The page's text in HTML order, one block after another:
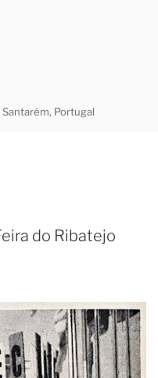
Portugal
do Ribatejo